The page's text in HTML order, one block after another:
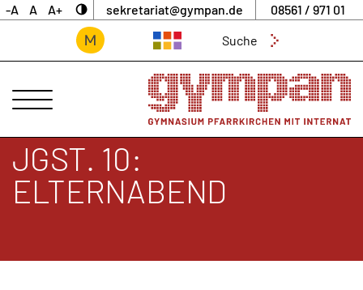
-A A A+ sekretariat@gympan.de
08561 / 971 01
nach:
ANSPRECHPARTNER
SCHULE
INTERNAT
UNTERNEHMERGYMNASIUM
JGST. 10:
ELTERNABEND